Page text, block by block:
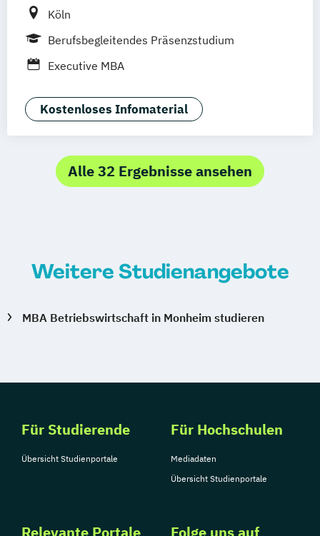
Köln
Berufsbegleitendes Präsenzstudium
Executive MBA
Kostenloses Infomaterial
Alle 32 Ergebnisse ansehen
Weitere Studienangebote
MBA Betriebswirtschaft in Monheim studieren
Für Studierende
Übersicht Studienportale
Für Hochschulen
Mediadaten
Übersicht Studienportale